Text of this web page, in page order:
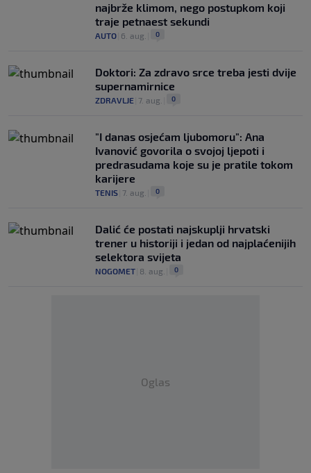
najbrže klimom, nego postupkom koji
traje petnaest sekundi
AUTO 6. aug. 0
Doktori: Za zdravo srce treba jesti dvije
supernamirnice
ZDRAVLJE 7. aug. 0
"I danas osjećam ljubomoru": Ana
Ivanović govorila o svojoj ljepoti i
predrasudama koje su je pratile tokom
karijere
TENIS 7. aug. 0
Dalić će postati najskuplji hrvatski
trener u historiji i jedan od najplaćenijih
selektora svijeta
NOGOMET 8. aug. 0
Oglas